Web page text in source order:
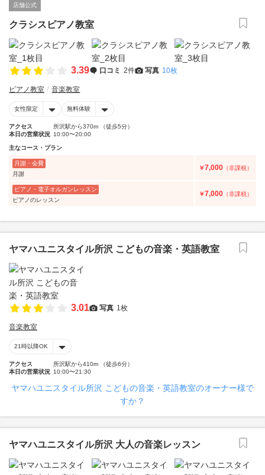
店舗公式
クラシスピアノ教室
3.39 口コミ 2件 写真 10枚
ピアノ教室 音楽教室
女性限定 無料体験
アクセス
所沢駅から370m （徒歩5分）
本日の営業状況 10:00〜20:00
主なコース・プラン
月謝・会費
月謝
￥7,000 （非課税）
ピアノ・電子オルガンレッスン
ピアノのレッスン
￥7,000 （非課税）
ヤマハユニスタイル所沢 こどもの音楽・英語教室
3.01 写真 1枚
音楽教室
21時以降OK
アクセス
所沢駅から410m （徒歩6分）
本日の営業状況 10:00〜21:30
ヤマハユニスタイル所沢 こどもの音楽・英語教室のオーナー様で
すか？
ヤマハユニスタイル所沢 大人の音楽レッスン